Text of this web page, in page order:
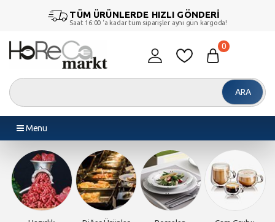
TÜM ÜRÜNLERDE HIZLI GÖNDERİ
Saat 16:00 ‘a kadar tüm siparişler aynı gün kargoda!
ARA
0
Menu